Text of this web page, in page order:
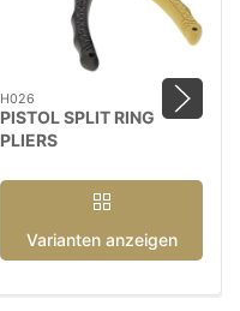
H026
PISTOL SPLIT RING
PLIERS
Varianten anzeigen